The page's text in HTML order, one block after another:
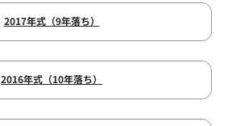
2017年式（9年落ち）
2016年式（10年落ち）